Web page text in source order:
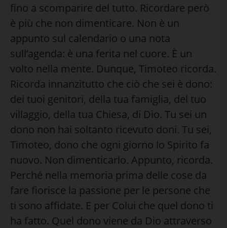
fino a scomparire del tutto. Ricordare però
è più che non dimenticare. Non è un
appunto sul calendario o una nota
sull’agenda: è una ferita nel cuore. È un
volto nella mente. Dunque, Timoteo ricorda.
Ricorda innanzitutto che ciò che sei è dono:
dei tuoi genitori, della tua famiglia, del tuo
villaggio, della tua Chiesa, di Dio. Tu sei un
dono non hai soltanto ricevuto doni. Tu sei,
Timoteo, dono che ogni giorno lo Spirito fa
nuovo. Non dimenticarlo. Appunto, ricorda.
Perché nella memoria prima delle cose da
fare fiorisce la passione per le persone che
ti sono affidate. E per Colui che quel dono ti
ha fatto. Quel dono viene da Dio attraverso